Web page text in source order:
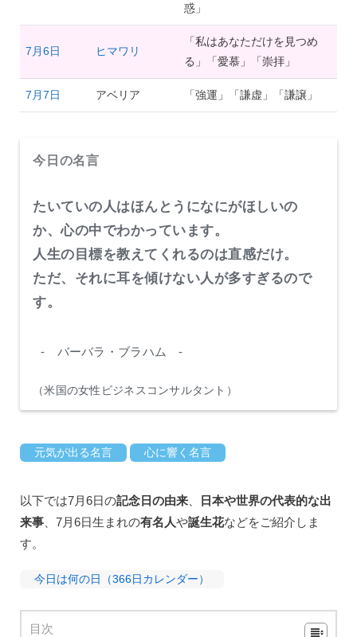
惑」
7月6日 ヒマワリ
「私はあなただけを見つめ
る」「愛慕」「崇拝」
7月7日 アベリア 「強運」「謙虚」「謙譲」
今日の名言
たいていの人はほんとうになにがほしいの
か、心の中でわかっています。
人生の目標を教えてくれるのは直感だけ。
ただ、それに耳を傾けない人が多すぎるので
す。
- バーバラ・ブラハム -
（米国の女性ビジネスコンサルタント）
元気が出る名言 心に響く名言
以下では7月6日の記念日の由来
日本や世界の代表的な出
来事 、7月6日生まれの有名人や誕生花などをご紹介しま
す。
今日は何の日（366日カレンダー）
目次